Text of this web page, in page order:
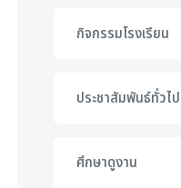
กิจกรรมโรงเรียน
ประชาสัมพันธ์ทั่วไป
ศึกษาดูงาน